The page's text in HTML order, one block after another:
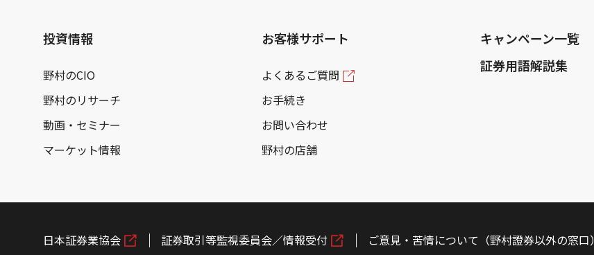
投資情報
野村のCIO
野村のリサーチ
動画・セミナー
マーケット情報
お客様サポート
よくあるご質問
お手続き
お問い合わせ
野村の店舗
キャンペーン一覧
証券用語解説集
日本証券業協会 証券取引等監視委員会／情報受付 ご意見・苦情について（野村證券以外の窓口）